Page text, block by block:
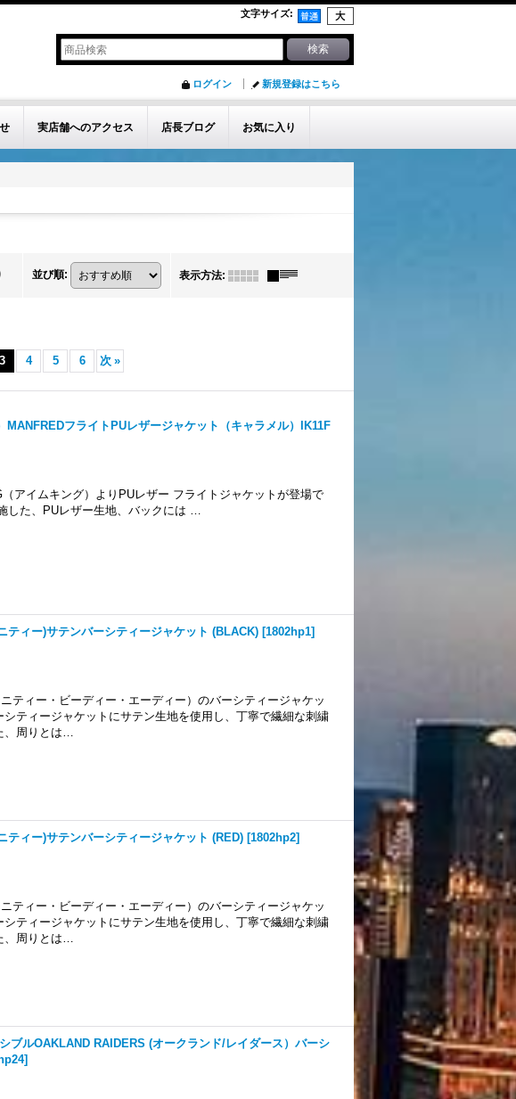
文字サイズ:
ログイン 新規登録はこちら
実店舗へのアクセス 店長ブログ お気に入り
並び順: 表示方法:
3 4 5 6 次 »
MANFREDフライトPUレザージャケット（キャラメル）IK11F
アイムキング）よりPUレザー フライトジャケットが登場で
した、PUレザー生地、バックには …
ティー)サテンバーシティージャケット (BLACK) [1802hp1]
ティー・ビーディー・エーディー）のバーシティージャケッ
シティージャケットにサテン生地を使用し、丁寧で繊細な刺繍
、周りとは…
ティー)サテンバーシティージャケット (RED) [1802hp2]
ティー・ビーディー・エーディー）のバーシティージャケッ
シティージャケットにサテン生地を使用し、丁寧で繊細な刺繍
、周りとは…
ブルOAKLAND RAIDERS (オークランド/レイダース）バーシ
]